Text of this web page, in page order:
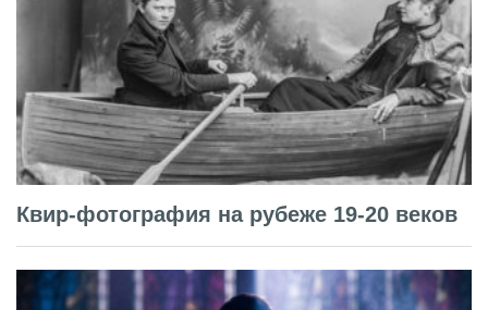
Квир-фотография на рубеже 19-20 веков